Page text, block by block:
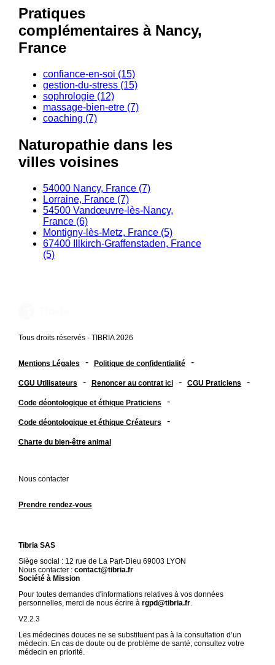
Pratiques
complémentaires à Nancy,
France
confiance-en-soi (15)
gestion-du-stress (15)
sophrologie (12)
massage-bien-etre (7)
coaching (7)
Naturopathie dans les
villes voisines
54000 Nancy, France (7)
Lorraine, France (7)
54500 Vandœuvre-lès-Nancy,
France (6)
Montigny-lès-Metz, France (5)
67400 Illkirch-Graffenstaden, France
(5)
Tous droits réservés - TIBRIA 2026
Mentions Légales - Politique de confidentialité -
CGU Utilisateurs - Renoncer au contrat ici - CGU Praticiens -
Code déontologique et éthique Praticiens -
Code déontologique et éthique Créateurs -
Charte du bien-être animal
Nous contacter
Prendre rendez-vous
Tibria SAS
Siège social : 12 rue de La Part-Dieu 69003 LYON
Nous contacter : contact@tibria.fr
Société à Mission
Pour toutes demandes d'informations relatives à vos données
personnelles, merci de nous écrire à rgpd@tibria.fr.
V2.2.3
Les médecines douces ne se substituent pas à la consultation d’un
médecin. En cas de doute ou de problème de santé, consultez votre
médecin en priorité.